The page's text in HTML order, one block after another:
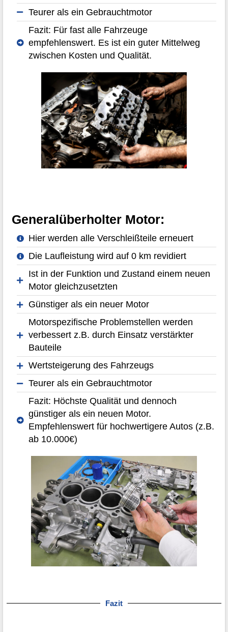
Teurer als ein Gebrauchtmotor
Fazit: Für fast alle Fahrzeuge
empfehlenswert. Es ist ein guter Mittelweg
zwischen Kosten und Qualität.
Generalüberholter Motor:
Hier werden alle Verschleißteile erneuert
Die Laufleistung wird auf 0 km revidiert
Ist in der Funktion und Zustand einem neuen
Motor gleichzusetzten
Günstiger als ein neuer Motor
Motorspezifische Problemstellen werden
verbessert z.B. durch Einsatz verstärkter
Bauteile
Wertsteigerung des Fahrzeugs
Teurer als ein Gebrauchtmotor
Fazit: Höchste Qualität und dennoch
günstiger als ein neuen Motor.
Empfehlenswert für hochwertigere Autos (z.B.
ab 10.000€)
Fazit